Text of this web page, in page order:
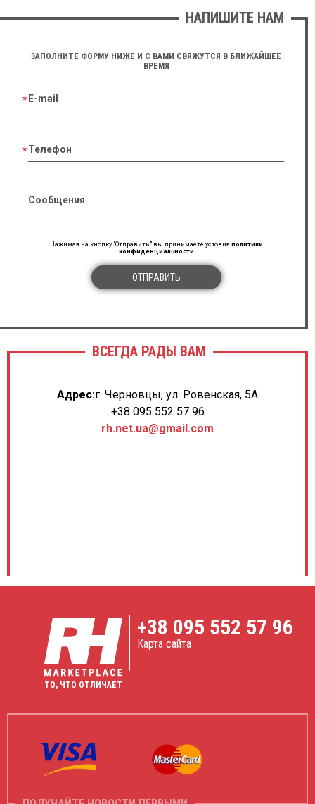
НАПИШИТЕ НАМ
ЗАПОЛНИТЕ ФОРМУ НИЖЕ И С ВАМИ СВЯЖУТСЯ В БЛИЖАЙШЕЕ
ВРЕМЯ
E-mail
Телефон
Сообщения
Нажимая на кнопку "Отправить" вы принимаете условия политики
конфиденциальности
ОТПРАВИТЬ
ВСЕГДА РАДЫ ВАМ
Адрес:г. Черновцы, ул. Ровенская, 5А
+38 095 552 57 96
rh.net.ua@gmail.com
ТО, ЧТО ОТЛИЧАЕТ
+38 095 552 57 96
Карта сайта